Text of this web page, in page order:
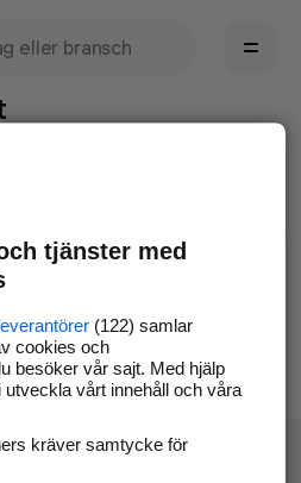
kan avhjälpa det.
webbläsaren och försök igen
tjänster med
(122) samlar
cookies och
besöker vår sajt. Med hjälp
vårt innehåll och våra
kräver samtycke för